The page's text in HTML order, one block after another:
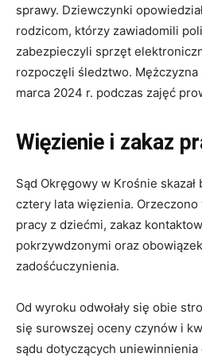
sprawy. Dziewczynki
rodzicom, którzy zawiadomili
zabezpieczyli sprzęt
rozpoczęli śledztwo. Mężczyzna
marca 2024 r. podczas zajęć
Więzienie i zakaz
Sąd Okręgowy w Krośnie skazał
cztery lata więzienia.
pracy z dziećmi, zakaz
pokrzywdzonymi oraz
zadośćuczynienia.
Od wyroku odwołały się obie
się surowszej oceny czynów i
sądu dotyczących